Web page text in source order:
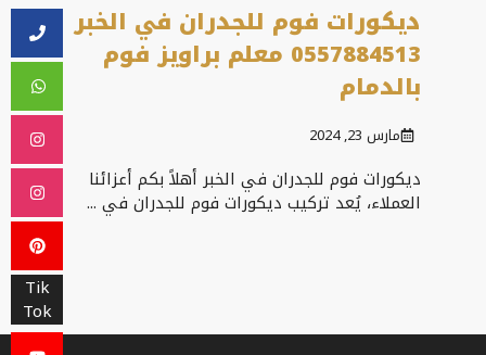
Tik
Tok
ديكورات فوم للجدران في الخبر
0557884513 معلم براويز فوم
بالدمام
مارس 23, 2024
ديكورات فوم للجدران في الخبر أهلاً بكم أعزائنا
العملاء، يُعد تركيب ديكورات فوم للجدران في ...